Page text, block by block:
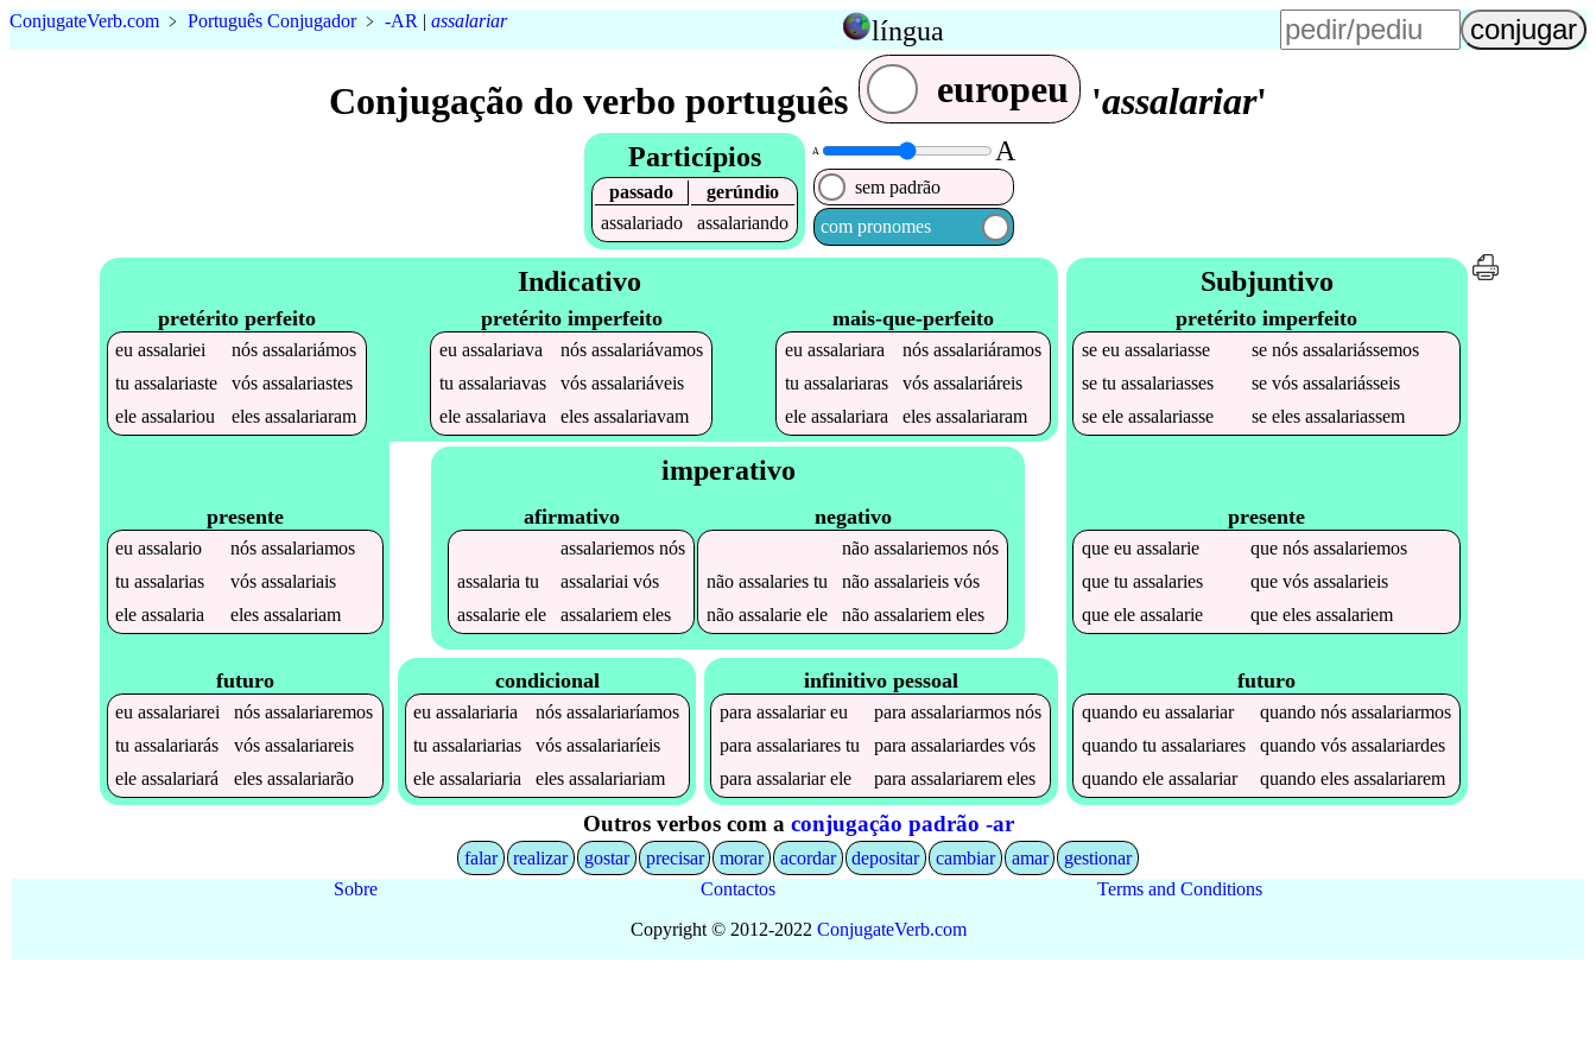
ConjugateVerb.com ﹥ Português Conjugador﹥ -AR | assalariar língua
Conjugação do verbo português europeu 'assalariar'
Particípios
passado
gerúndio
assalariado
assalariando
A A
sem padrão
com pronomes
Indicativo
pretérito perfeito
euassalariei nósassalariámos
tuassalariaste vósassalariastes
eleassalariou elesassalariaram
pretérito imperfeito
eu assalariava nós assalariávamos
tu assalariavas vós assalariáveis
ele assalariava eles assalariavam
mais-que-perfeito
euassalariara nósassalariáramos
tuassalariaras vósassalariáreis
eleassalariara elesassalariaram
presente
euassalario nósassalariamos
tuassalarias vósassalariais
eleassalaria elesassalariam
futuro
euassalariarei nósassalariaremos
tuassalariarás vósassalariareis
eleassalariará elesassalariarão
imperativo
afirmativo
assalariemosnós
assalaria tu assalariai vós
assalarieele assalariemeles
negativo
não assalariemosnós
não assalariestu não assalarieisvós
não assalarieele não assalariemeles
condicional
euassalariaria nósassalariaríamos
tuassalariarias vósassalariaríeis
eleassalariaria elesassalariariam
infinitivo pessoal
paraassalariareu paraassalariarmos nós
paraassalariares tu paraassalariardes vós
paraassalariarele paraassalariarem eles
Subjuntivo
pretérito imperfeito
seeuassalariasse senósassalariássemos
setuassalariasses sevósassalariásseis
seeleassalariasse seelesassalariassem
presente
queeuassalarie quenósassalariemos
quetuassalaries quevósassalarieis
queeleassalarie queelesassalariem
futuro
quandoeuassalariar quandonósassalariarmos
quandotuassalariares quandovósassalariardes
quandoeleassalariar quandoelesassalariarem
Outros verbos com a conjugação padrão -ar
falar realizar gostar precisar morar acordar depositar cambiar amar
gestionar
Sobre
Contactos
Terms and Conditions
Copyright © 2012-2022 ConjugateVerb.com